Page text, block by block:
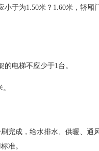
于为1.50米？1.60米，轿厢
电梯不应少于1台。
完成，给水排水、供暖、通
准。